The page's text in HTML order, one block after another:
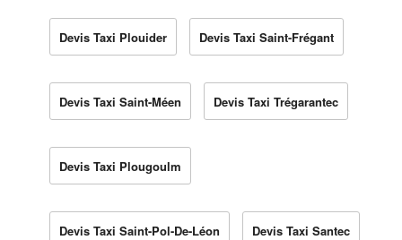
Devis Taxi Plouider Devis Taxi Saint-Frégant
Devis Taxi Saint-Méen Devis Taxi Trégarantec
Devis Taxi Plougoulm
Devis Taxi Saint-Pol-De-Léon Devis Taxi Santec